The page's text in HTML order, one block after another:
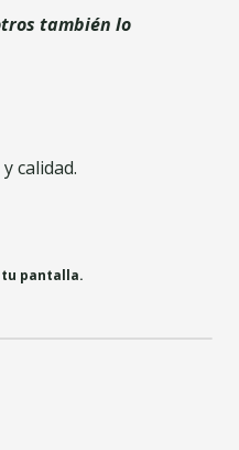
también lo
calidad.
pantalla.